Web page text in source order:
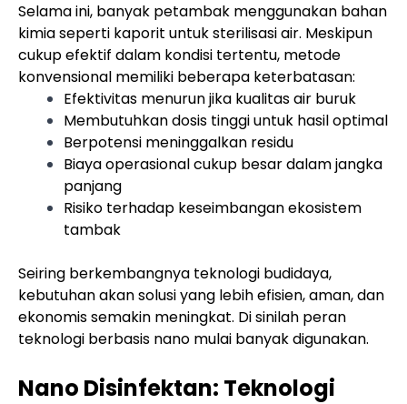
Selama ini, banyak petambak menggunakan bahan
kimia seperti kaporit untuk sterilisasi air. Meskipun
cukup efektif dalam kondisi tertentu, metode
konvensional memiliki beberapa keterbatasan:
Efektivitas menurun jika kualitas air buruk
Membutuhkan dosis tinggi untuk hasil optimal
Berpotensi meninggalkan residu
Biaya operasional cukup besar dalam jangka
panjang
Risiko terhadap keseimbangan ekosistem
tambak
Seiring berkembangnya teknologi budidaya,
kebutuhan akan solusi yang lebih efisien, aman, dan
ekonomis semakin meningkat. Di sinilah peran
teknologi berbasis nano mulai banyak digunakan.
Nano Disinfektan: Teknologi